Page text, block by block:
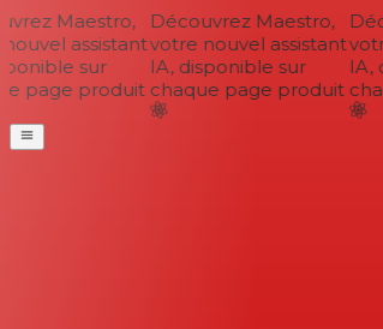
Maestro,
assistant
sur
page produit
Découvrez Maestro,
votre nouvel assistant
IA, disponible sur
chaque page produit
IA,